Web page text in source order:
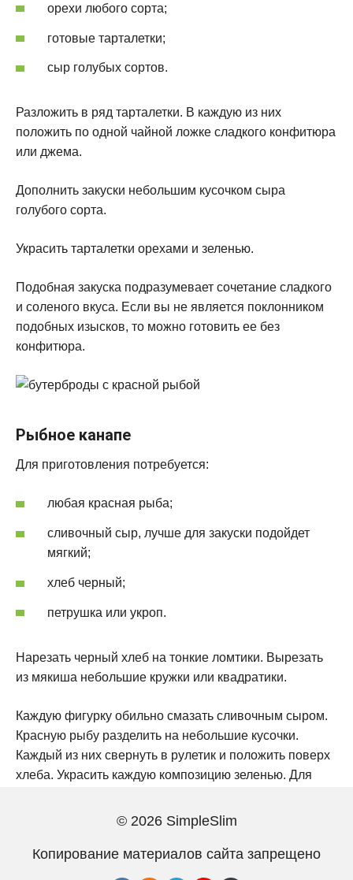
орехи любого сорта;
готовые тарталетки;
сыр голубых сортов.
Разложить в ряд тарталетки. В каждую из них
положить по одной чайной ложке сладкого конфитюра
или джема.
Дополнить закуски небольшим кусочком сыра
голубого сорта.
Украсить тарталетки орехами и зеленью.
Подобная закуска подразумевает сочетание сладкого
и соленого вкуса. Если вы не является поклонником
подобных изысков, то можно готовить ее без
конфитюра.
Рыбное канапе
Для приготовления потребуется:
любая красная рыба;
сливочный сыр, лучше для закуски подойдет
мягкий;
хлеб черный;
петрушка или укроп.
Нарезать черный хлеб на тонкие ломтики. Вырезать
из мякиша небольшие кружки или квадратики.
Каждую фигурку обильно смазать сливочным сыром.
Красную рыбу разделить на небольшие кусочки.
Каждый из них свернуть в рулетик и положить поверх
хлеба. Украсить каждую композицию зеленью. Для
красную рыбу. Альтернативным вариантом может
© 2026 SimpleSlim
Копирование материалов сайта запрещено